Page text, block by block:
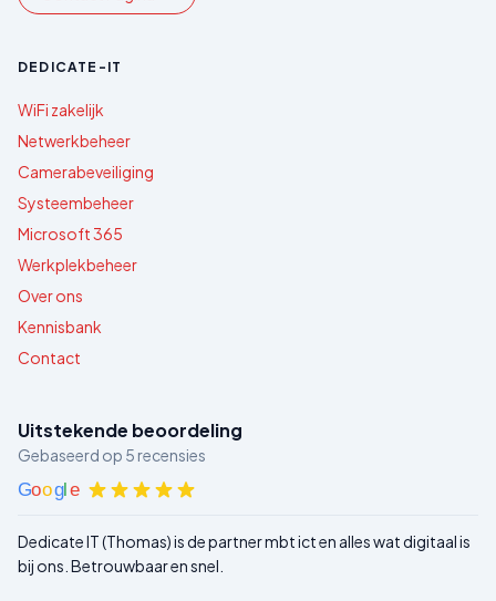
DEDICATE-IT
WiFi zakelijk
Netwerkbeheer
Camerabeveiliging
Systeembeheer
Microsoft 365
Werkplekbeheer
Over ons
Kennisbank
Contact
Uitstekende beoordeling
Gebaseerd op 5 recensies
Googl e
Dedicate IT (Thomas) is de partner mbt ict en alles wat digitaal is
bij ons. Betrouwbaar en snel.